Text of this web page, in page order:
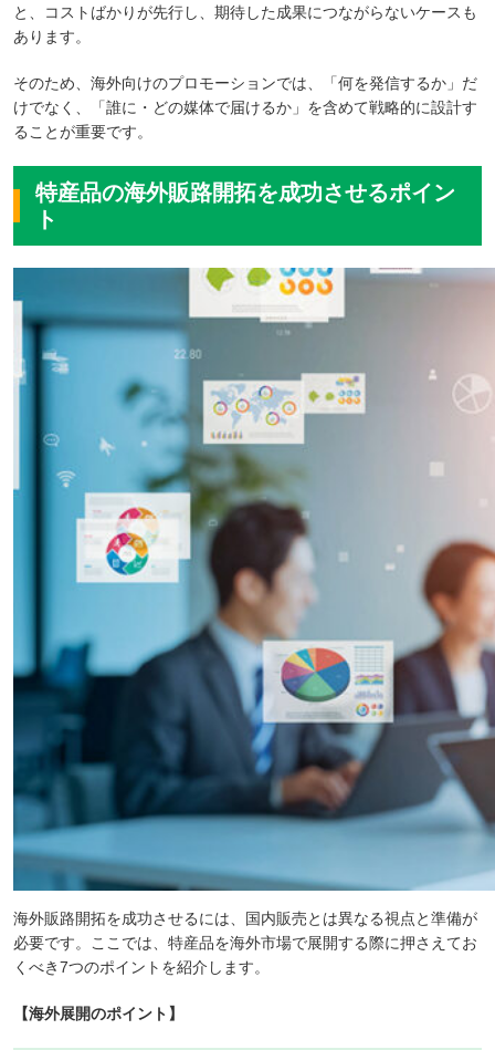
と、コストばかりが先行し、期待した成果につながらないケースも
あります。
そのため、海外向けのプロモーションでは、「何を発信するか」だ
けでなく、「誰に・どの媒体で届けるか」を含めて戦略的に設計す
ることが重要です。
特産品の海外販路開拓を成功させるポイン
ト
海外販路開拓を成功させるには、国内販売とは異なる視点と準備が
必要です。ここでは、特産品を海外市場で展開する際に押さえてお
くべき7つのポイントを紹介します。
【海外展開のポイント】